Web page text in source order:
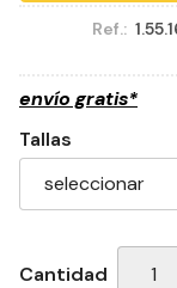
Ref.:
envío gratis*
Tallas
Cantidad